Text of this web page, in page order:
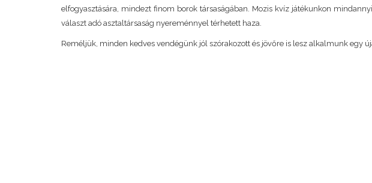
elfogyasztására, mindezt finom borok társaságában. Mozis kvíz játékunkon
választ adó asztaltársaság nyereménnyel térhetett haza.
Reméljük, minden kedves vendégünk jól szórakozott és jövőre is lesz alkalmunk egy